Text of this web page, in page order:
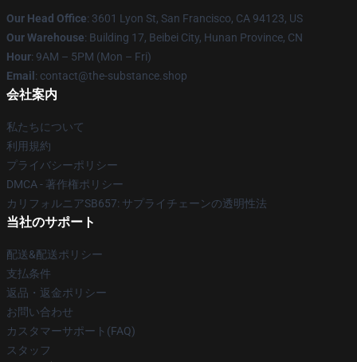
Our Head Office: 3601 Lyon St, San Francisco, CA 94123, US
Our Warehouse: Building 17, Beibei City, Hunan Province, CN
Hour: 9AM – 5PM (Mon – Fri)
Email : contact@the-substance.shop
会社案内
私たちについて
利用規約
プライバシーポリシー
DMCA - 著作権ポリシー
カリフォルニアSB657: サプライチェーンの透明性法
当社のサポート
配送&配送ポリシー
支払条件
返品・返金ポリシー
お問い合わせ
カスタマーサポート(FAQ)
スタッフ